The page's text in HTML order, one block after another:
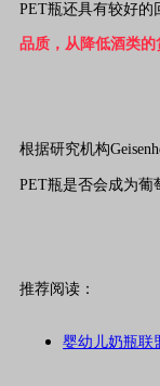
PET瓶还具有较好的
品质，从降低酒类的
根据研究机构
PET瓶是否会成为葡
推荐阅读：
婴幼儿奶瓶联